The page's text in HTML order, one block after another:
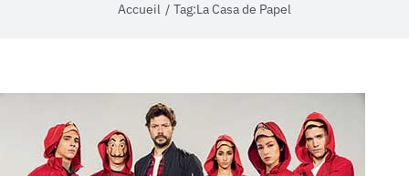
LE KIOSQUE
Accueil Tag:La Casa de Papel